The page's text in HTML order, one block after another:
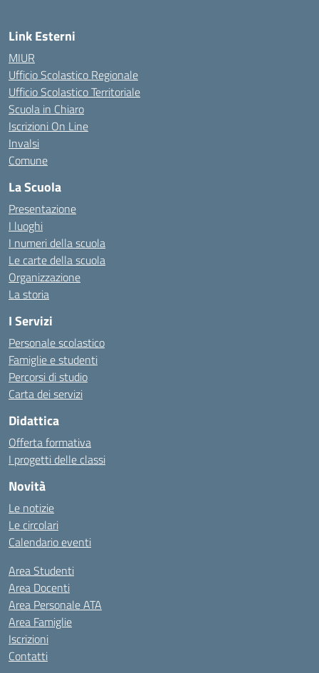
Link Esterni
MIUR
Ufficio Scolastico Regionale
Ufficio Scolastico Territoriale
Scuola in Chiaro
Iscrizioni On Line
Invalsi
Comune
La Scuola
Presentazione
I luoghi
I numeri della scuola
Le carte della scuola
Organizzazione
La storia
I Servizi
Personale scolastico
Famiglie e studenti
Percorsi di studio
Carta dei servizi
Didattica
Offerta formativa
I progetti delle classi
Novità
Le notizie
Le circolari
Calendario eventi
Area Studenti
Area Docenti
Area Personale ATA
Area Famiglie
Iscrizioni
Contatti